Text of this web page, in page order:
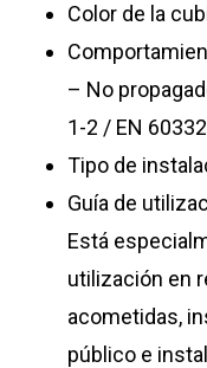
Color de la
– No
1-2 / EN
Tipo de
Guía de
Está
utilización en
acometidas,
público e